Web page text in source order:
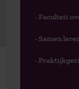
- Faculteit
- Samen
-